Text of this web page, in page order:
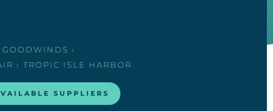
GOODWINDS ›
› TROPIC ISLE HARBOR
SUPPLIERS